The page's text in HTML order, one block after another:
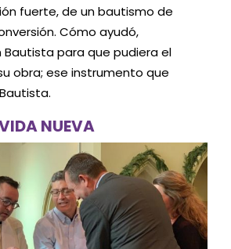
fuerte, de un bautismo de
Cómo ayudó,
Bautista para que pudiera el
obra; ese instrumento que
NUEVA